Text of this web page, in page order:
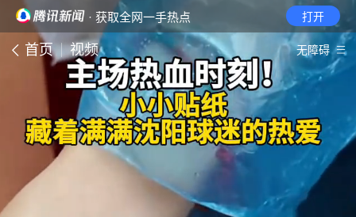
· 获取全网一手热点 打开
首页 视频 无障碍